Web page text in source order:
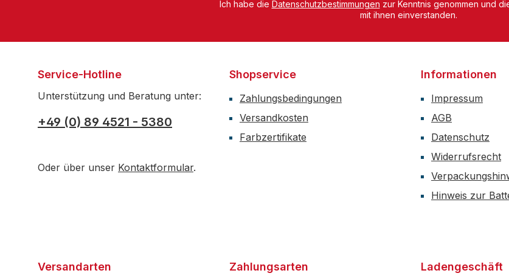
Ich habe die Datenschutzbestimmungen zur Kenntnis genommen und
mit ihnen einverstanden.
Service-Hotline
Unterstützung und Beratung unter:
+49 (0) 89 4521 - 5380
Oder über unser Kontaktformular.
Shopservice
Zahlungsbedingungen
Versandkosten
Farbzertifikate
Informationen
Impressum
AGB
Datenschutz
Widerrufsrecht
Hinweis zur
Versandarten Zahlungsarten Ladengeschäft